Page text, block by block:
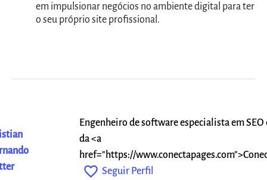
em impulsionar negócios no ambiente digital para ter
o seu próprio site profissional.
Engenheiro de software especialista em
da <a
href="https://
favorite_outline Seguir Perfil